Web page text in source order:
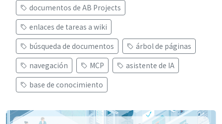
documentos de AB Projects
enlaces de tareas a wiki
búsqueda de documentos
árbol de páginas
navegación
MCP
asistente de IA
base de conocimiento